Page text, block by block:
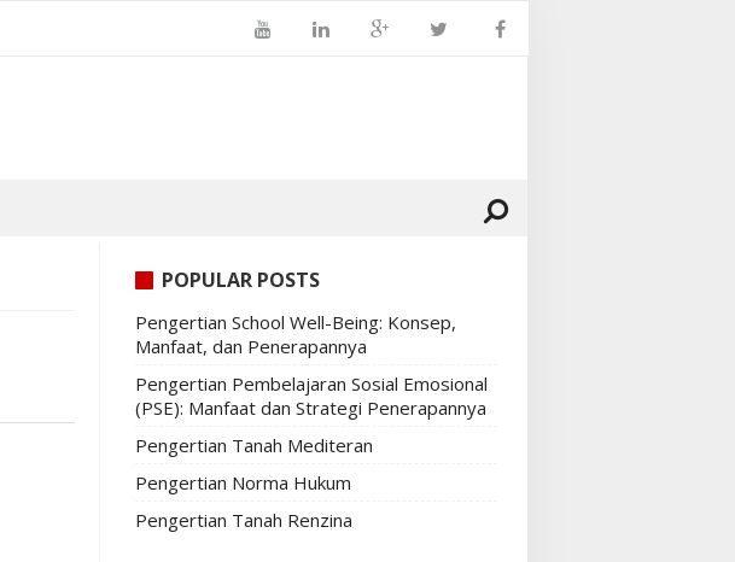
POPULAR POSTS
Pengertian School Well-Being: Konsep,
Manfaat, dan Penerapannya
Pengertian Pembelajaran Sosial Emosional
(PSE): Manfaat dan Strategi Penerapannya
Pengertian Tanah Mediteran
Pengertian Norma Hukum
Pengertian Tanah Renzina